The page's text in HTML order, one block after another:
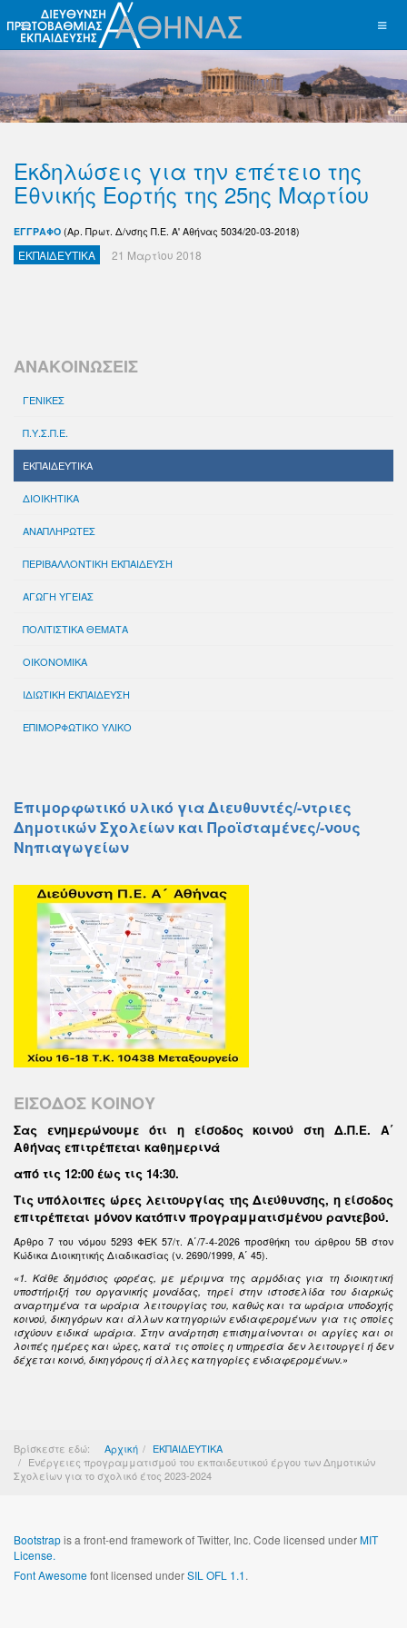
Εκδηλώσεις για την επέτειο της
Εθνικής Εορτής της 25ης Μαρτίου
ΕΓΓΡΑΦΟ (Αρ. Πρωτ. Δ/νσης Π.Ε. Α' Αθήνας 5034/20-03-2018)
ΕΚΠΑΙΔΕΥΤΙΚΑ 21 Μαρτίου 2018
ΑΝΑΚΟΙΝΩΣΕΙΣ
ΓΕΝΙΚΕΣ
Π.Υ.Σ.Π.Ε.
ΕΚΠΑΙΔΕΥΤΙΚΑ
ΔΙΟΙΚΗΤΙΚΑ
ΑΝΑΠΛΗΡΩΤΕΣ
ΠΕΡΙΒΑΛΛΟΝΤΙΚΗ ΕΚΠΑΙΔΕΥΣΗ
ΑΓΩΓΗ ΥΓΕΙΑΣ
ΠΟΛΙΤΙΣΤΙΚΑ ΘΕΜΑΤΑ
ΟΙΚΟΝΟΜΙΚΑ
ΙΔΙΩΤΙΚΗ ΕΚΠΑΙΔΕΥΣΗ
ΕΠΙΜΟΡΦΩΤΙΚΟ ΥΛΙΚΟ
Επιμορφωτικό υλικό για Διευθυντές/-ντριες
Δημοτικών Σχολείων και Προϊσταμένες/-νους
Νηπιαγωγείων
ΕΙΣΟΔΟΣ ΚΟΙΝΟΥ
Σας ενημερώνουμε ότι η είσοδος κοινού στη Δ.Π.Ε. Α΄
Αθήνας επιτρέπεται καθημερινά
από τις 12:00 έως τις 14:30.
Τις υπόλοιπες ώρες λειτουργίας της Διεύθυνσης, η είσοδος
επιτρέπεται μόνον κατόπιν προγραμματισμένου ραντεβού.
Άρθρο 7 του νόμου 5293 ΦΕΚ 57/τ. Α΄/7-4-2026 προσθήκη του άρθρου 5Β στον
Κώδικα Διοικητικής Διαδικασίας (ν. 2690/1999, Α΄ 45).
«1. Κάθε δημόσιος φορέας, με μέριμνα της αρμόδιας για τη διοικητική
υποστήριξή του οργανικής μονάδας, τηρεί στην ιστοσελίδα του διαρκώς
αναρτημένα τα ωράρια λειτουργίας του, καθώς και τα ωράρια υποδοχής
κοινού, δικηγόρων και άλλων κατηγοριών ενδιαφερομένων για τις οποίες
ισχύουν ειδικά ωράρια. Στην ανάρτηση επισημαίνονται οι αργίες και οι
λοιπές ημέρες και ώρες, κατά τις οποίες η υπηρεσία δεν λειτουργεί ή δεν
δέχεται κοινό, δικηγόρους ή άλλες κατηγορίες ενδιαφερομένων.»
Βρίσκεστε εδώ: Αρχική
ΕΚΠΑΙΔΕΥΤΙΚΑ
Ενέργειες προγραμματισμού του εκπαιδευτικού έργου των Δημοτικών
Σχολείων για το σχολικό έτος 2023-2024
Bootstrapis a front-end framework of Twitter, Inc. Code licensed underMIT
License.
Font Awesomefont licensed underSIL OFL 1.1.